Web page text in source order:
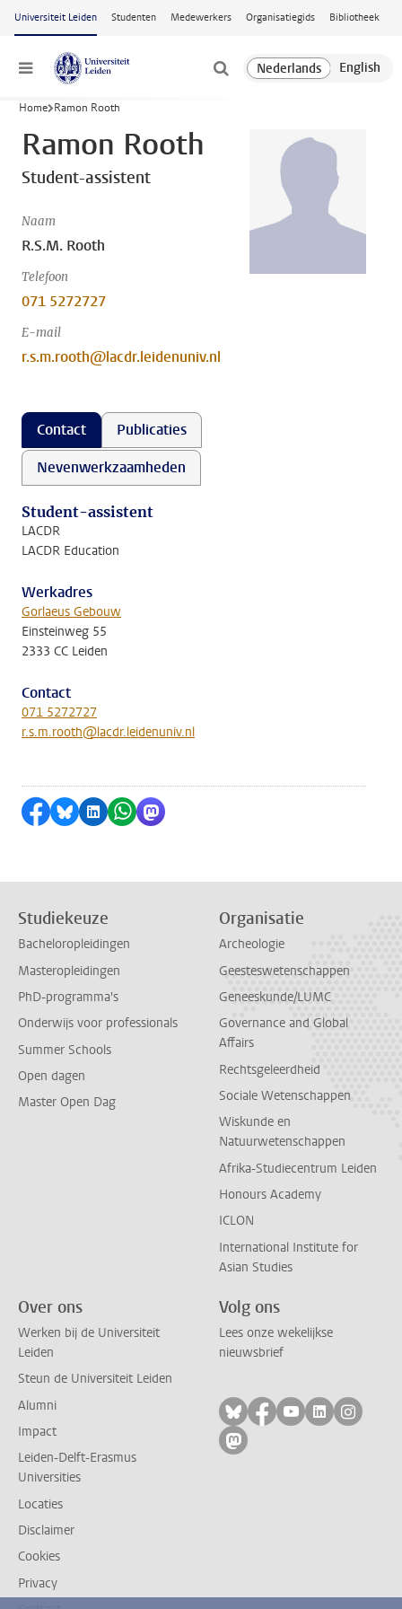
Ga naar hoofdinhoud
Universiteit Leiden Studenten Medewerkers Organisatiegids Bibliotheek
Menu
Home Ramon Rooth
Ramon Rooth
Student-assistent
Naam
R.S.M. Rooth
Telefoon
071 5272727
E-mail
r.s.m.rooth@lacdr.leidenuniv.nl
Contact
Publicaties
Nevenwerkzaamheden
Student-assistent
LACDR
LACDR Education
Werkadres
Gorlaeus Gebouw
Einsteinweg 55
2333 CC Leiden
Contact
071 5272727
r.s.m.rooth@lacdr.leidenuniv.nl
Delen op Facebook
Delen via Bluesky
Delen op LinkedIn
Delen via WhatsApp
Delen via Mastodon
Studiekeuze
Bacheloropleidingen
Masteropleidingen
PhD-programma's
Onderwijs voor professionals
Summer Schools
Open dagen
Master Open Dag
Organisatie
Archeologie
Geesteswetenschappen
Geneeskunde/LUMC
Governance and Global
Affairs
Rechtsgeleerdheid
Sociale Wetenschappen
Wiskunde en
Natuurwetenschappen
Afrika-Studiecentrum Leiden
Honours Academy
ICLON
International Institute for
Asian Studies
Over ons
Werken bij de Universiteit
Leiden
Steun de Universiteit Leiden
Alumni
Impact
Leiden-Delft-Erasmus
Universities
Locaties
Disclaimer
Cookies
Privacy
Volg ons
Lees onze wekelijkse
nieuwsbrief
Volg ons op bluesky
Volg ons op
Volg ons op
Volg ons
Volg
Volg ons op mastodon